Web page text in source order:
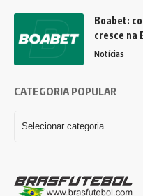
Boabet:
cresce na
Notícias
CATEGORIA POPULAR